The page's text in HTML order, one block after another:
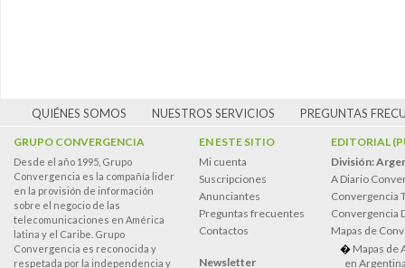
QUIÉNES SOMOS NUESTROS SERVICIOS PREGUNTAS
GRUPO CONVERGENCIA
Desde el año 1995, Grupo
Convergencia es la compañía lider
en la provisión de información
sobre el negocio de las
telecomunicaciones en América
latina y el Caribe. Grupo
Convergencia es reconocida y
respetada por la independencia y
EN ESTE SITIO
Mi cuenta
Suscripciones
Anunciantes
Preguntas frecuentes
Contactos
Newsletter
EDITORIAL
División:
A Diario
Convergencia
Convergencia
Mapas de
Mapas de
en